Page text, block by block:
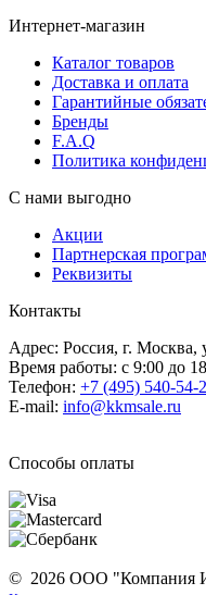
Интернет-магазин
Каталог товаров
Доставка и оплата
Гарантийные
Бренды
F.A.Q
Политика
С нами выгодно
Акции
Партнерская
Реквизиты
Контакты
Адрес: Россия, г. Москва,
Время работы: с 9:00 до
Телефон: +7 (495) 540-54-
E-mail: info@kkmsale.ru
Способы оплаты
© 2026 ООО "Компания